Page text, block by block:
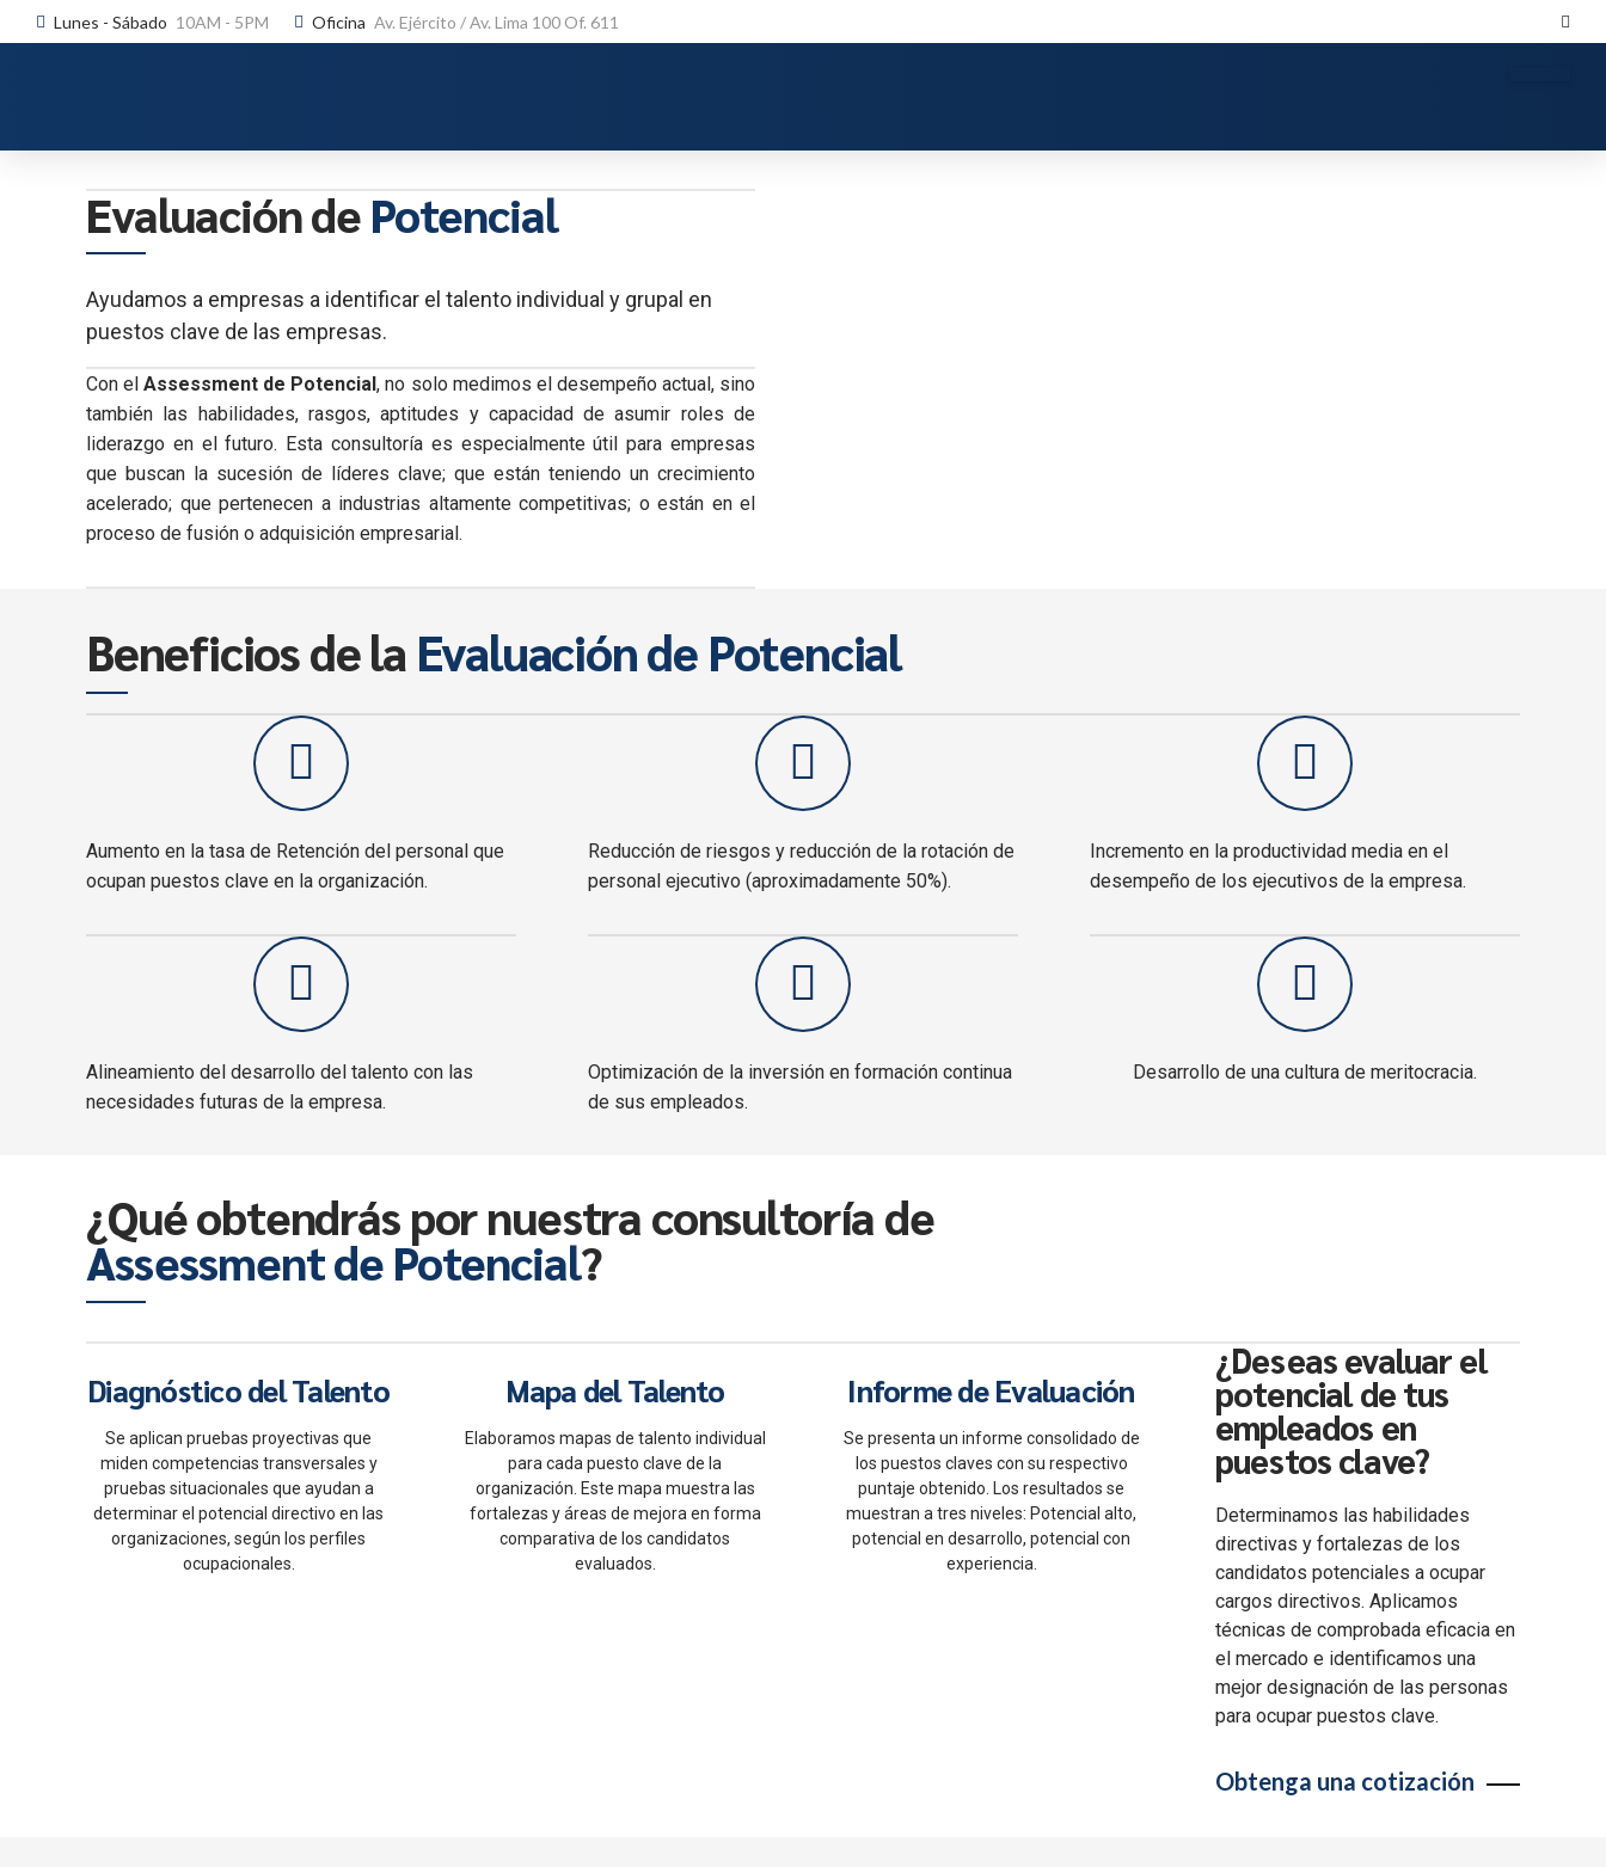
Lunes - Sábado 10AM - 5PM Oficina Av. Ejército / Av. Lima 100 Of. 611
Evaluación de Potencial
Ayudamos a empresas a identificar el talento individual y grupal en
puestos clave de las empresas.
Con elAssessment de Potencial, no solo medimos el desempeño actual, sino
también las habilidades, rasgos, aptitudes y capacidad de asumir roles de
liderazgo en el futuro. Esta consultoría es especialmente útil para empresas
que buscan la sucesión de líderes clave; que están teniendo un crecimiento
acelerado; que pertenecen a industrias altamente competitivas; o están en el
proceso de fusión o adquisición empresarial.
Beneficios de la Evaluación de Potencial
Aumento en la tasa de Retención del personal que
ocupan puestos clave en la organización.
Alineamiento del desarrollo del talento con las
necesidades futuras de la empresa.
Reducción de riesgos y reducción de la rotación de
personal ejecutivo (aproximadamente 50%).
Optimización de la inversión en formación continua
de sus empleados.
Incremento en la productividad media en el
desempeño de los ejecutivos de la empresa.
Desarrollo de una cultura de meritocracia.
¿Qué obtendrás por nuestra consultoría de
Assessment de Potencial?
Diagnóstico del Talento
Se aplican pruebas proyectivas que
miden competencias transversales y
pruebas situacionales que ayudan a
determinar el potencial directivo en las
organizaciones, según los perfiles
ocupacionales.
Mapa del Talento
Elaboramos mapas de talento individual
para cada puesto clave de la
organización. Este mapa muestra las
fortalezas y áreas de mejora en forma
comparativa de los candidatos
evaluados.
Informe de Evaluación
Se presenta un informe consolidado de
los puestos claves con su respectivo
puntaje obtenido. Los resultados se
muestran a tres niveles: Potencial alto,
potencial en desarrollo, potencial con
experiencia.
¿Deseas evaluar el
potencial de tus
empleados en
puestos clave?
Determinamos las habilidades
directivas y fortalezas de los
candidatos potenciales a ocupar
cargos directivos. Aplicamos
técnicas de comprobada eficacia en
el mercado e identificamos una
mejor designación de las personas
para ocupar puestos clave.
Obtenga una cotización